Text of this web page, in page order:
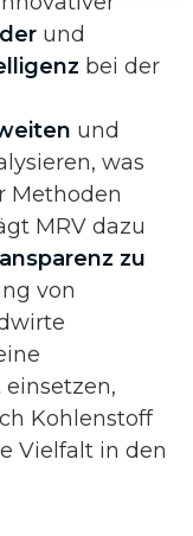
und
bei der
und
was
Methoden
MRV dazu
zu
von
Kohlenstoff
Vielfalt in den